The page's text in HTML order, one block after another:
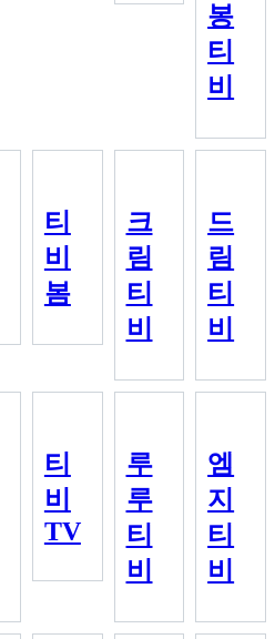
봉
티
비
티
비
봄
크
림
티
비
드
림
티
비
티
비
TV
루
루
티
비
엠
지
티
비